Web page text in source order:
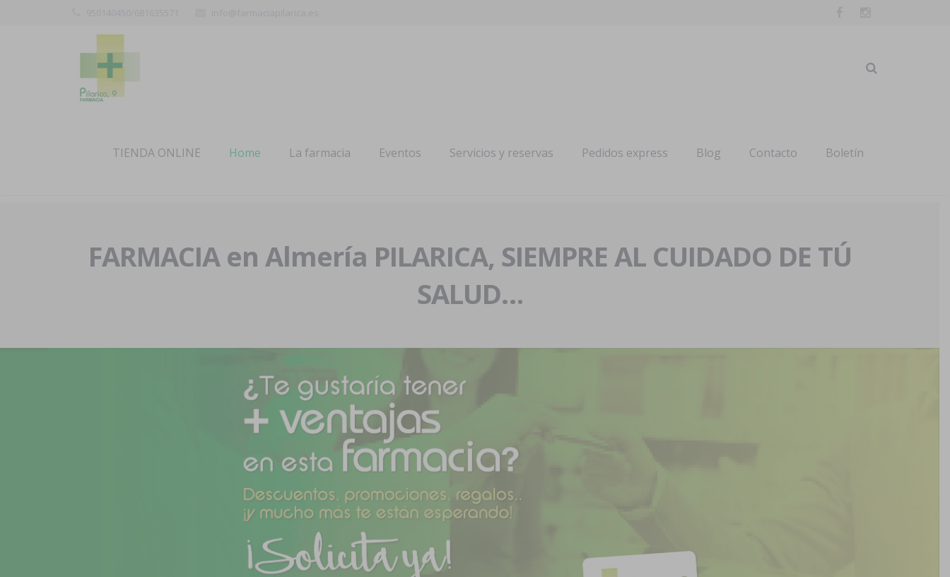
TIENDA ONLINE Home La farmacia Eventos Servicios y reservas Pedidos express Blog Contacto Boletín
FARMACIA en Almería PILARICA, SIEMPRE AL CUIDADO DE TÚ
SALUD…